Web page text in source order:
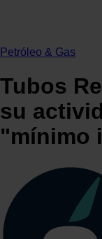
Petróleo & Gas
Tubos
su
"mínimo